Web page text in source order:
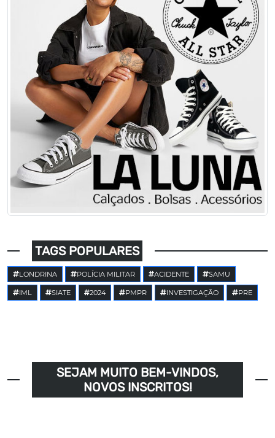
TAGS POPULARES
LONDRINA POLÍCIA MILITAR ACIDENTE SAMU
IML SIATE 2024 PMPR INVESTIGAÇÃO PRE
SEJAM MUITO BEM-VINDOS,
NOVOS INSCRITOS!